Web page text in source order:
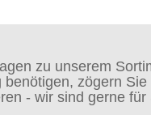
zu unserem
benötigen, zögern Sie
- wir sind gerne für